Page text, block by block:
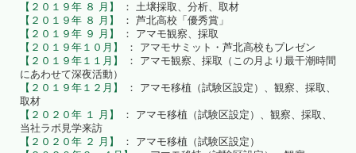
【２０１９年 ８ 月】
： 土壌採取、分析、取材
【２０１９年 ８ 月】
： 芦北高校「優秀賞」
【２０１９年 ９ 月】
： アマモ観察、採取
【２０１９年１０月】
： アマモサミット・芦北高校もプレゼン
【２０１９年１１月】
： アマモ観察、採取（この月より最干潮時間
にあわせて深夜活動）
【２０１９年１２月】
： アマモ移植（試験区設定）、観察、採取、
取材
【２０２０年 １ 月】
： アマモ移植（試験区設定）、観察、採取、
当社ラボ見学来訪
【２０２０年 ２ 月】
： アマモ移植（試験区設定）